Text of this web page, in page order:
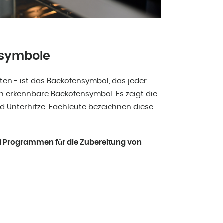
- ist das Backofensymbol, das jeder
Backofensymbol. Es zeigt die
Fachleute bezeichnen diese
für die Zubereitung von